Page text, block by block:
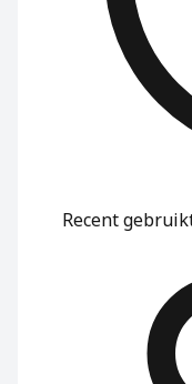
Recent